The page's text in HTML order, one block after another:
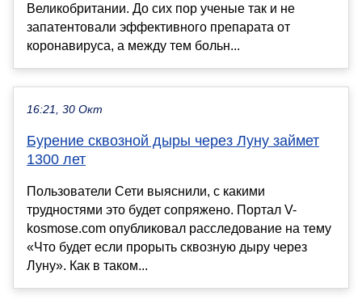
Великобритании. До сих пор ученые так и не
запатентовали эффективного препарата от
коронавируса, а между тем больн...
16:21, 30 Окт
Бурение сквозной дыры через Луну займет
1300 лет
Пользователи Сети выяснили, с какими
трудностями это будет сопряжено. Портал V-
kosmose.com опубликовал расследование на тему
«Что будет если прорыть сквозную дыру через
Луну». Как в таком...